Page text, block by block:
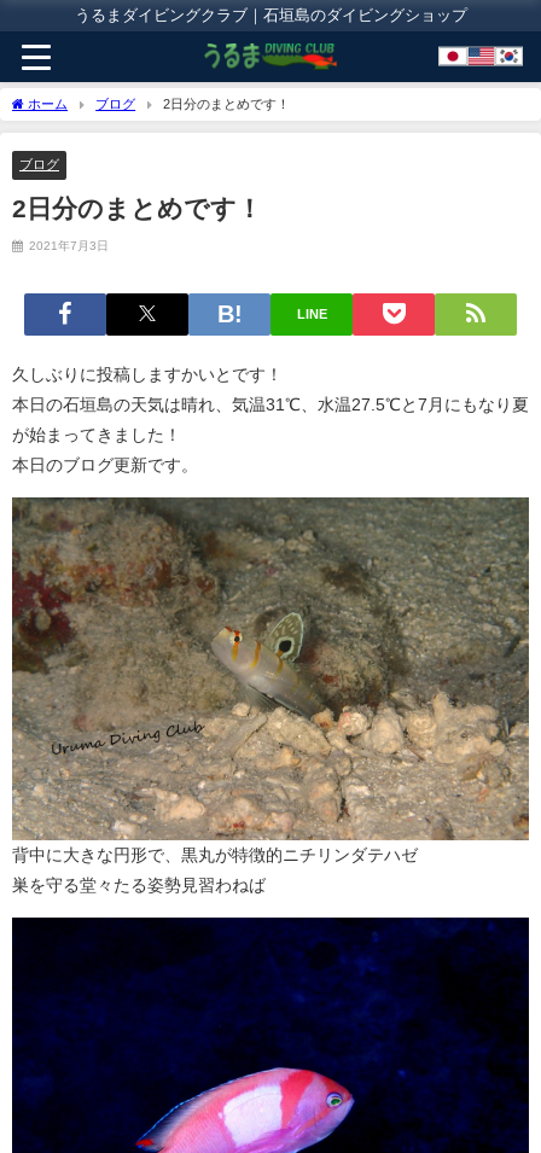
うるまダイビングクラブ｜石垣島のダイビングショップ
ホーム ブログ 2日分のまとめです！
ブログ
2日分のまとめです！
2021年7月3日
LINE
久しぶりに投稿しますかいとです！
本日の石垣島の天気は晴れ、気温31℃、水温27.5℃と7月にもなり夏
が始まってきました！
本日のブログ更新です。
背中に大きな円形で、黒丸が特徴的ニチリンダテハゼ
巣を守る堂々たる姿勢見習わねば